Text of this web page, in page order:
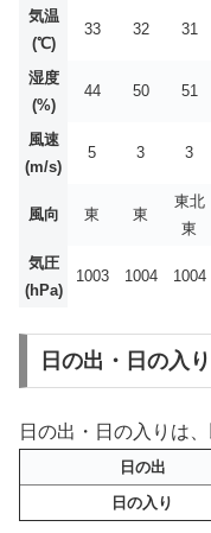
気温
(℃)
33 32 31
湿度
(%)
44 50 51
風速
(m/s)
5 3 3
風向 東 東
東北
東
気圧
(hPa)
1003 1004 1004
日の出・日の入り
日の出・日の入りは
日の出
日の入り